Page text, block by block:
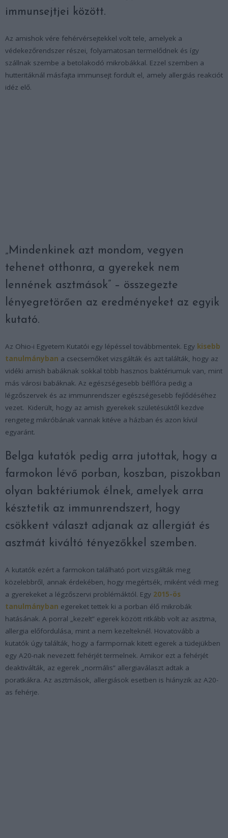
immunsejtjei között.
Az amishok vére fehérvérsejtekkel volt tele, amelyek a
védekezőrendszer részei, folyamatosan termelődnek és így
szállnak szembe a betolakodó mikrobákkal. Ezzel szemben a
hutteritáknál másfajta immunsejt fordult el, amely allergiás reakciót
idéz elő.
„Mindenkinek azt mondom, vegyen
tehenet otthonra, a gyerekek nem
lennének asztmások” – összegezte
lényegretörően az eredményeket az egyik
kutató.
Az Ohio-i Egyetem Kutatói egy lépéssel továbbmentek. Egy kisebb
tanulmányban a csecsemőket vizsgálták és azt találták, hogy az
vidéki amish babáknak sokkal több hasznos baktériumuk van, mint
más városi babáknak. Az egészségesebb bélflóra pedig a
légzőszervek és az immunrendszer egészségesebb fejlődéséhez
vezet. Kiderült, hogy az amish gyerekek születésüktől kezdve
rengeteg mikróbának vannak kitéve a házban és azon kívül
egyaránt.
Belga kutatók pedig arra jutottak, hogy a
farmokon lévő porban, koszban, piszokban
olyan baktériumok élnek, amelyek arra
késztetik az immunrendszert, hogy
csökkent választ adjanak az allergiát és
asztmát kiváltó tényezőkkel szemben.
A kutatók ezért a farmokon található port vizsgálták meg
közelebbről, annak érdekében, hogy megértsék, miként védi meg
a gyerekeket a légzőszervi problémáktól. Egy 2015-ös
tanulmányban egereket tettek ki a porban élő mikrobák
hatásának. A porral „kezelt” egerek között ritkább volt az asztma,
allergia előfordulása, mint a nem kezelteknél. Hovatovább a
kutatók úgy találták, hogy a farmpornak kitett egerek a tüdejükben
egy A20-nak nevezett fehérjét termelnek. Amikor ezt a fehérjét
deaktiválták, az egerek „normális” allergiaválaszt adtak a
poratkákra. Az asztmások, allergiások esetben is hiányzik az A20-
as fehérje.